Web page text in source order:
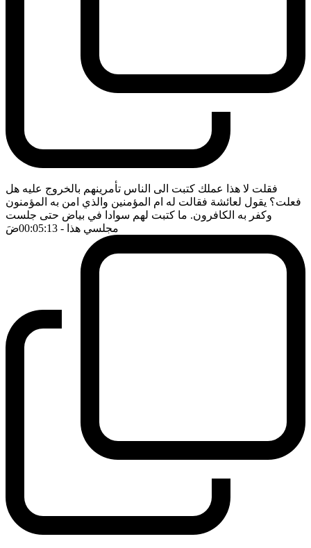
فقلت لا هذا عملك كتبت الى الناس تأمرينهم بالخروج عليه هل
فعلت؟ يقول لعائشة فقالت له ام المؤمنين والذي امن به المؤمنون
وكفر به الكافرون. ما كتبت لهم سوادا في بياض حتى جلست
مجلسي هذا - 00:05:13 ضَ